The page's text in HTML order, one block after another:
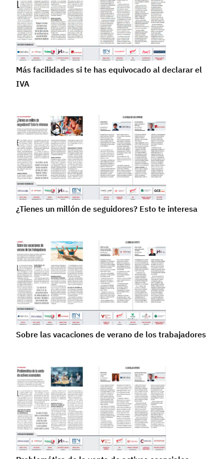
Más facilidades si te has equivocado al declarar el
IVA
¿Tienes un millón de seguidores? Esto te interesa
Sobre las vacaciones de verano de los trabajadores